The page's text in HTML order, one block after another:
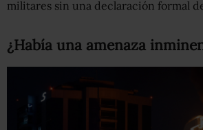
militares sin una declaración formal
¿Había una amenaza